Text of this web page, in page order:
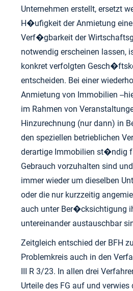
Unternehmen erstellt, ersetzt
H�ufigkeit der Anmietung
Verf�gbarkeit der
notwendig erscheinen lassen,
konkret verfolgten
entscheiden. Bei einer
Anmietung von Immobilien --
im Rahmen von
Hinzurechnung (nur dann) in
den speziellen betrieblichen
derartige Immobilien st�ndig
Gebrauch vorzuhalten sind
immer wieder um dieselben
oder die nur kurzzeitig
auch unter Ber�cksichtigung
untereinander austauschbar
Zeitgleich entschied der BFH
Problemkreis auch in den
III R 3/23. In allen drei
Urteile des FG auf und verwies